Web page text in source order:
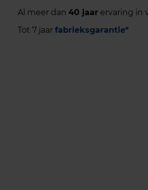
Al meer dan 40 jaarervaring in
Tot 7 jaar fabrieksgarantie*